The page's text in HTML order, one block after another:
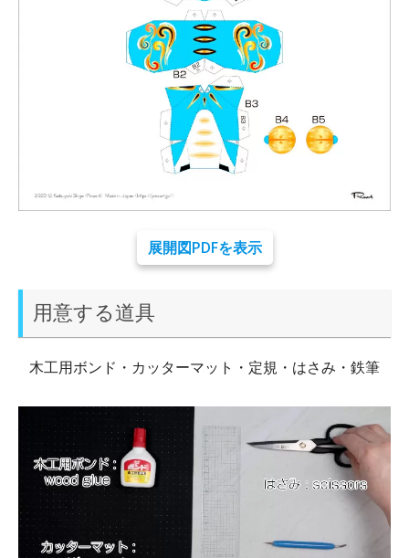
展開図PDFを表示
用意する道具
木工用ボンド・カッターマット・定規・はさみ・鉄筆